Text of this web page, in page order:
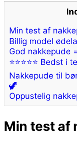
Min test af
Billig model
God nakkepude
⭐️⭐️⭐️⭐️⭐️ Bedst
Nakkepude til
🦖
Oppustelig
Min test af